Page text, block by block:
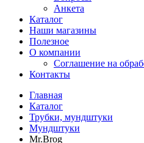
Анкета
Каталог
Наши магазины
Полезное
О компании
Соглашение на
Контакты
Главная
Каталог
Трубки, мундштуки
Мундштуки
Mr.Brog